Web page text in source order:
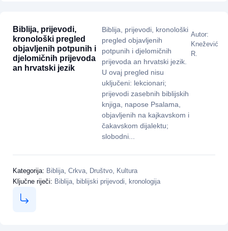
Biblija, prijevodi,
kronološki pregled
objavljenih potpunih i
djelomičnih prijevoda
an hrvatski jezik
Biblija, prijevodi, kronološki
pregled objavljenih
potpunih i djelomičnih
prijevoda an hrvatski jezik.
U ovaj pregled nisu
uključeni: lekcionari;
prijevodi zasebnih biblijskih
knjiga, napose Psalama,
objavljenih na kajkavskom i
čakavskom dijalektu;
slobodni...
Autor:
Knežević
R.
Kategorija: Biblija Crkva Društvo Kultura
Ključne riječi: Biblija biblijski prijevodi kronologija